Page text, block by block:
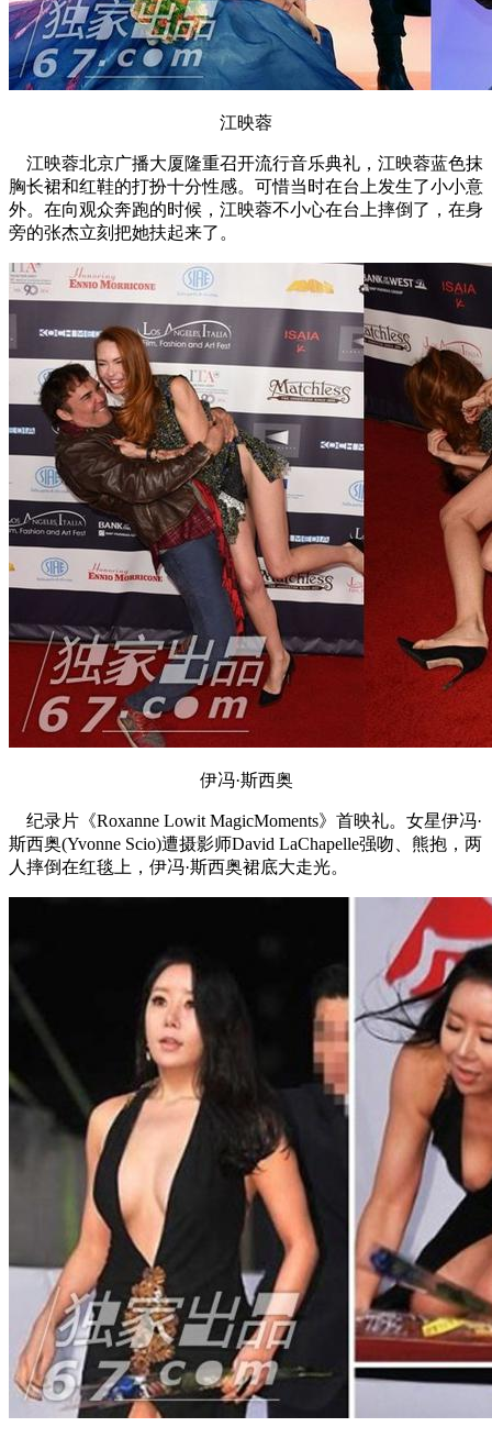
江映蓉
江映蓉北京广播大厦隆重召开流行音乐典礼，江映蓉蓝色抹
胸长裙和红鞋的打扮十分性感。可惜当时在台上发生了小小意
外。在向观众奔跑的时候，江映蓉不小心在台上摔倒了，在身
旁的张杰立刻把她扶起来了。
伊冯·斯西奥
纪录片《Roxanne Lowit MagicMoments》首映礼。女星伊冯·
斯西奥(Yvonne Scio)遭摄影师David LaChapelle强吻、熊抱，两
人摔倒在红毯上，伊冯·斯西奥裙底大走光。